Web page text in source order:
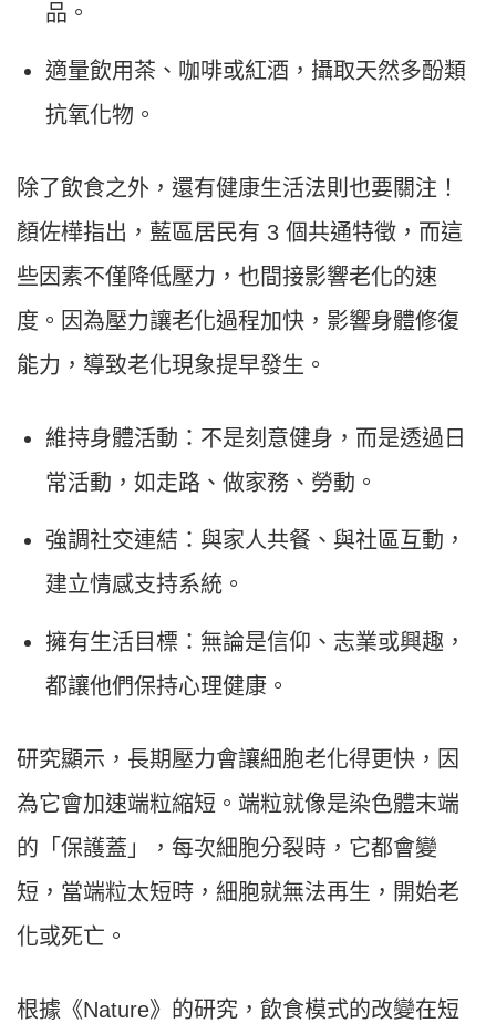
品。
適量飲用茶、咖啡或紅酒，攝取天然多酚類
抗氧化物。
除了飲食之外，還有健康生活法則也要關注！
顏佐樺指出，藍區居民有 3 個共通特徵，而這
些因素不僅降低壓力，也間接影響老化的速
度。因為壓力讓老化過程加快，影響身體修復
能力，導致老化現象提早發生。
維持身體活動：不是刻意健身，而是透過日
常活動，如走路、做家務、勞動。
強調社交連結：與家人共餐、與社區互動，
建立情感支持系統。
擁有生活目標：無論是信仰、志業或興趣，
都讓他們保持心理健康。
研究顯示，長期壓力會讓細胞老化得更快，因
為它會加速端粒縮短。端粒就像是染色體末端
的「保護蓋」，每次細胞分裂時，它都會變
短，當端粒太短時，細胞就無法再生，開始老
化或死亡。
根據《Nature》的研究，飲食模式的改變在短